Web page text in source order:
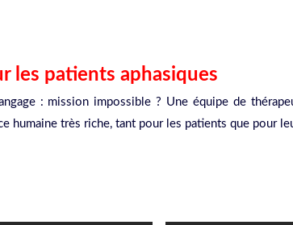
les patients aphasiques
: mission impossible ? Une équipe de
humaine très riche, tant pour les patients que pour